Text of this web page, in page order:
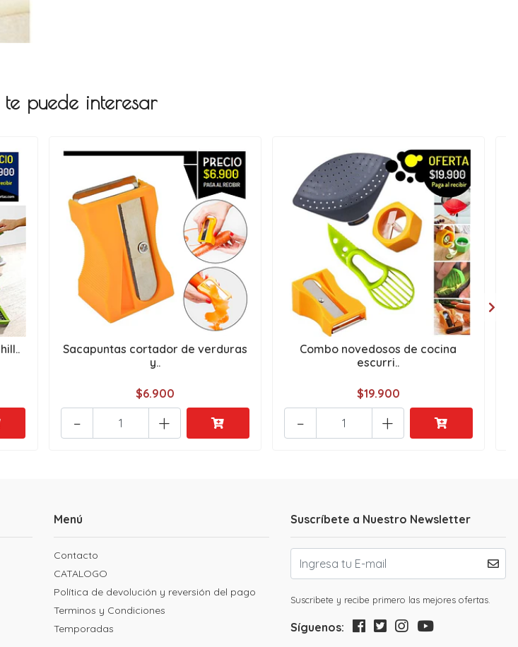
te puede interesar
Sacapuntas cortador de verduras
y..
$6.900
+
-
Combo novedosos de cocina
escurri..
$19.900
+
-
Menú
Contacto
CATALOGO
Política de devolución y reversión del pago
Terminos y Condiciones
Temporadas
Suscríbete a Nuestro Newsletter
Suscribete y recibe primero las mejores ofertas.
Síguenos: